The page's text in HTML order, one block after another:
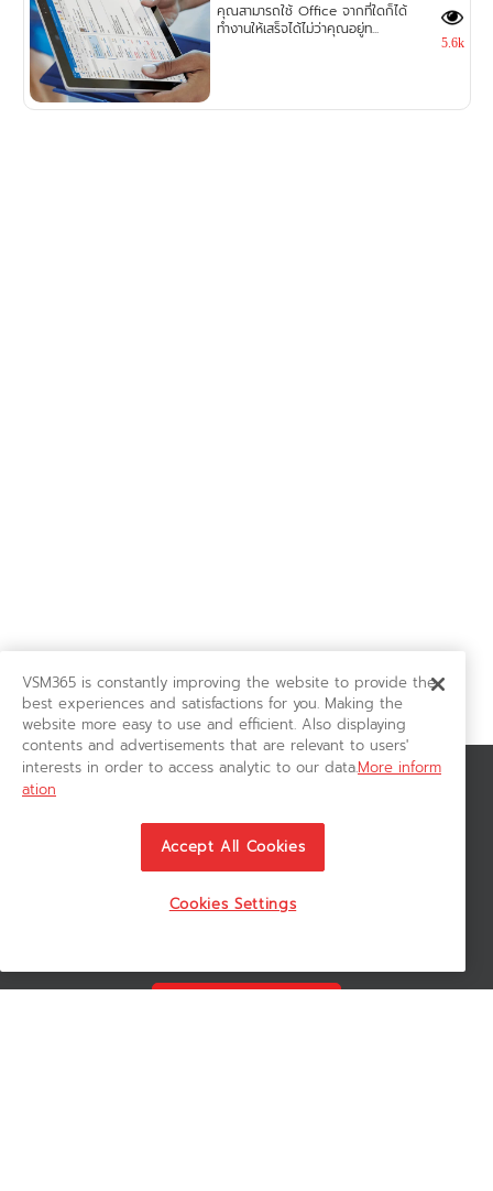
คุณสามารถใช้ Office จากที่ใดก็ได้
ทำงานให้เสร็จได้ไม่ว่าคุณอยู่ท...
5.6k
สมัครรับข่าวสาร
ติดตามอัพเดทข่าวสาร, โปรโมชั่น, สินค้าราคาพิเศษ ได้ก่อนใคร
VSM365 is constantly improving the website to provide the
best experiences and satisfactions for you. Making the
website more easy to use and efficient. Also displaying
contents and advertisements that are relevant to users'
interests in order to access analytic to our data.More inform
ation
Accept All Cookies
Cookies Settings